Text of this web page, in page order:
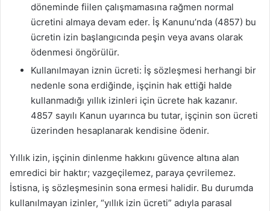
döneminde fiilen çalışmamasına rağmen normal
ücretini almaya devam eder. İş Kanunu’nda (4857) bu
ücretin izin başlangıcında peşin veya avans olarak
ödenmesi öngörülür.
Kullanılmayan iznin ücreti: İş sözleşmesi herhangi bir
nedenle sona erdiğinde, işçinin hak ettiği halde
kullanmadığı yıllık izinleri için ücrete hak kazanır.
4857 sayılı Kanun uyarınca bu tutar, işçinin son ücreti
üzerinden hesaplanarak kendisine ödenir.
Yıllık izin, işçinin dinlenme hakkını güvence altına alan
emredici bir haktır; vazgeçilemez, paraya çevrilemez.
İstisna, iş sözleşmesinin sona ermesi halidir. Bu durumda
kullanılmayan izinler, “yıllık izin ücreti” adıyla parasal